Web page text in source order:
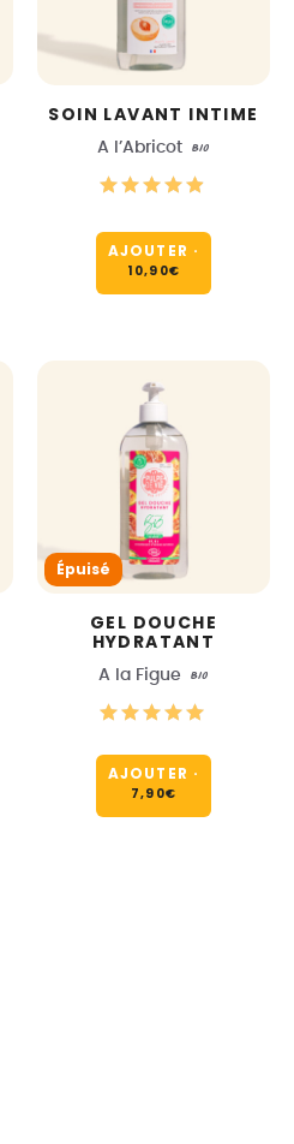
SOIN LAVANT INTIME
A l’Abricot BIO
AJOUTER ·
10,90€
Épuisé
GEL DOUCHE
HYDRATANT
A la Figue BIO
AJOUTER ·
7,90€